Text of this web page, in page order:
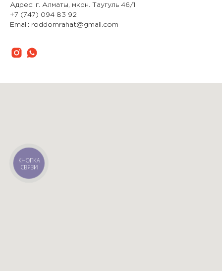
Адрес: г. Алматы, мкрн. Таугуль 46/1
+7 (747) 094 83 92
Email: roddomrahat@gmail.com
КНОПКА
СВЯЗИ